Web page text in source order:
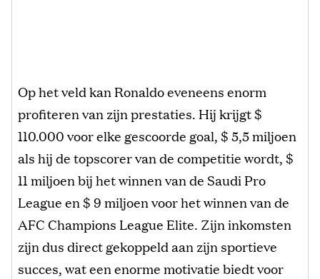
Op het veld kan Ronaldo eveneens enorm
profiteren van zijn prestaties. Hij krijgt $
110.000 voor elke gescoorde goal, $ 5,5 miljoen
als hij de topscorer van de competitie wordt, $
11 miljoen bij het winnen van de Saudi Pro
League en $ 9 miljoen voor het winnen van de
AFC Champions League Elite. Zijn inkomsten
zijn dus direct gekoppeld aan zijn sportieve
succes, wat een enorme motivatie biedt voor